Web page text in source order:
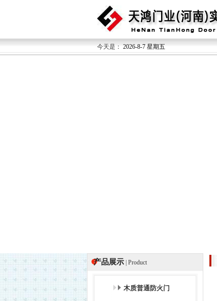
今天是： 2026-8-7 星期五
产品展示 | Product
木质普通防火门